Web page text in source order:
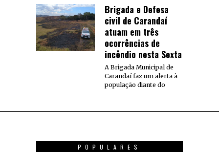
Brigada e Defesa
civil de Carandaí
atuam em três
ocorrências de
incêndio nesta Sexta
A Brigada Municipal de
Carandaí faz um alerta à
população diante do
POPULARES